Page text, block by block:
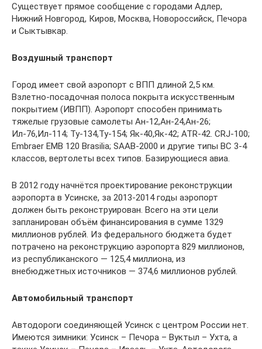
Существует прямое сообщение с городами Адлер,
Нижний Новгород, Киров, Москва, Новороссийск, Печора
и Сыктывкар.
Воздушный транспорт
Город имеет свой аэропорт с ВПП длиной 2,5 км.
Взлетно-посадочная полоса покрыта искусственным
покрытием (ИВПП). Аэропорт способен принимать
тяжелые грузовые самолеты Ан-12,Ан-24,Ан-26;
Ил-76,Ил-114; Ту-134,Ту-154; Як-40,Як-42; ATR-42. CRJ-100;
Embraer EMB 120 Brasilia; SAAB-2000 и другие типы ВС 3-4
классов, вертолеты всех типов. Базирующиеся авиа.
В 2012 году начнётся проектирование реконструкции
аэропорта в Усинске, за 2013-2014 годы аэропорт
должен быть реконструирован. Всего на эти цели
запланирован объём финансирования в сумме 1329
миллионов рублей. Из федерального бюджета будет
потрачено на реконструкцию аэропорта 829 миллионов,
из республиканского — 125,4 миллиона, из
внебюджетных источников — 374,6 миллионов рублей.
Автомобильный транспорт
Автодороги соединяющей Усинск с центром России нет.
Имеются зимники: Усинск – Печора – Вуктыл – Ухта, а